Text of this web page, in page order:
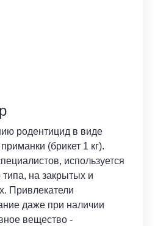
родентицид в виде
(брикет 1 кг).
используется
типа, на закрытых и
Привлекатели
даже при наличии
вещество -